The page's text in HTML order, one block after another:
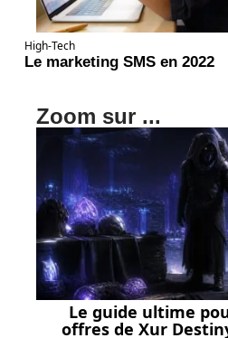
High-Tech
Le marketing SMS en 2022
Zoom sur ...
Le guide ultime
offres de Xur